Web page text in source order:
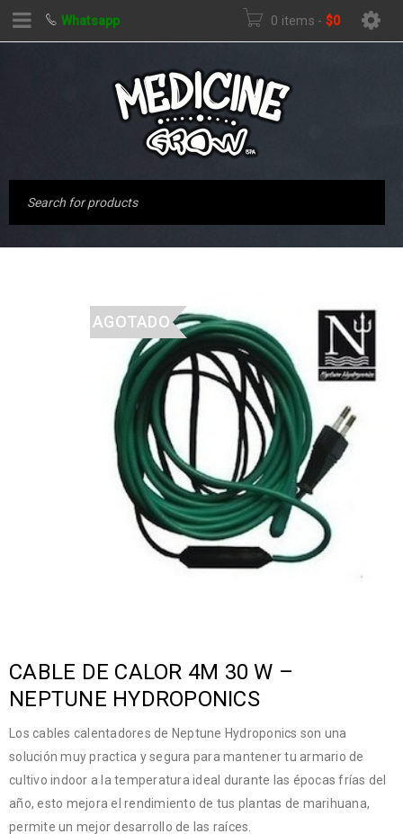
Whatsapp 0 items - $0
AGOTADO
CABLE DE CALOR 4M 30 W –
NEPTUNE HYDROPONICS
Los cables calentadores de Neptune Hydroponics son una
solución muy practica y segura para mantener tu armario de
cultivo indoor a la temperatura ideal durante las épocas frías del
año, esto mejora el rendimiento de tus plantas de marihuana,
permite un mejor desarrollo de las raíces.